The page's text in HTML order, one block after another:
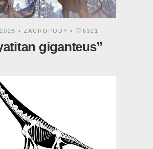
• ZAUROPODY • 6321
giganteus”